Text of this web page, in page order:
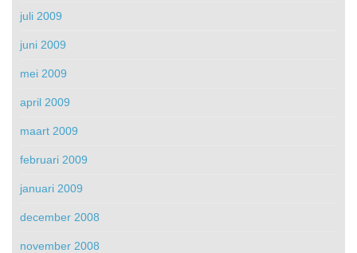
juli 2009
juni 2009
mei 2009
april 2009
maart 2009
februari 2009
januari 2009
december 2008
november 2008